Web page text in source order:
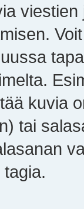
kuvia
tai